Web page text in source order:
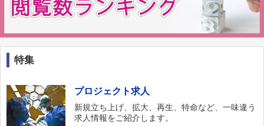
特集
プロジェクト求人
新規立ち上げ、拡大、再生、特命など、一味違う
求人情報をご紹介します。